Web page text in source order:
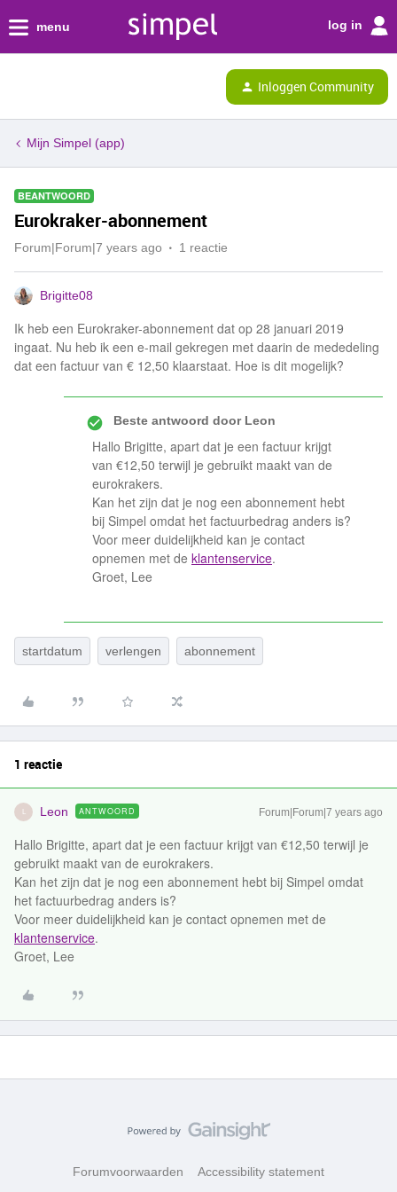
menu log in
Inloggen Community
Mijn Simpel (app)
BEANTWOORD
Eurokraker-abonnement
Forum|Forum|7 years ago 1 reactie
Brigitte08
Ik heb een Eurokraker-abonnement dat op 28 januari 2019
ingaat. Nu heb ik een e-mail gekregen met daarin de mededeling
dat een factuur van € 12,50 klaarstaat. Hoe is dit mogelijk?
Beste antwoord doorLeon
Hallo Brigitte, apart dat je een factuur krijgt
van €12,50 terwijl je gebruikt maakt van de
eurokrakers.
Kan het zijn dat je nog een abonnement hebt
bij Simpel omdat het factuurbedrag anders is?
Voor meer duidelijkheid kan je contact
opnemen met de klantenservice.
Groet, Lee
startdatum verlengen abonnement
1 reactie
Leon ANTWOORD Forum|Forum|7 years ago
Hallo Brigitte, apart dat je een factuur krijgt van €12,50 terwijl je
gebruikt maakt van de eurokrakers.
Kan het zijn dat je nog een abonnement hebt bij Simpel omdat
het factuurbedrag anders is?
Voor meer duidelijkheid kan je contact opnemen met de
klantenservice.
Groet, Lee
Forumvoorwaarden Accessibility statement